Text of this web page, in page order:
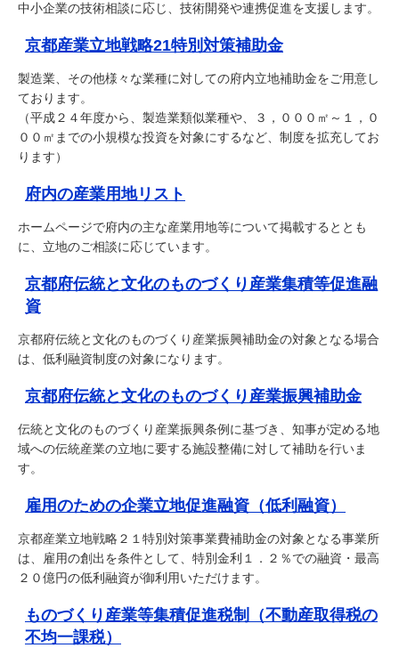
中小企業の技術相談に応じ、技術開発や連携促進を支援します。
京都産業立地戦略21特別対策補助金
製造業、その他様々な業種に対しての府内立地補助金をご用意し
ております。
（平成２４年度から、製造業類似業種や、３，０００㎡～１，０
００㎡までの小規模な投資を対象にするなど、制度を拡充してお
ります）
府内の産業用地リスト
ホームページで府内の主な産業用地等について掲載するととも
に、立地のご相談に応じています。
京都府伝統と文化のものづくり産業集積等促進融
資
京都府伝統と文化のものづくり産業振興補助金の対象となる場合
は、低利融資制度の対象になります。
京都府伝統と文化のものづくり産業振興補助金
伝統と文化のものづくり産業振興条例に基づき、知事が定める地
域への伝統産業の立地に要する施設整備に対して補助を行いま
す。
雇用のための企業立地促進融資（低利融資）
京都産業立地戦略２１特別対策事業費補助金の対象となる事業所
は、雇用の創出を条件として、特別金利１．２％での融資・最高
２０億円の低利融資が御利用いただけます。
ものづくり産業等集積促進税制（不動産取得税の
不均一課税）